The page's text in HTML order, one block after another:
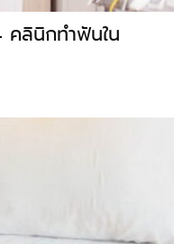
คลินิกทำฟันใน